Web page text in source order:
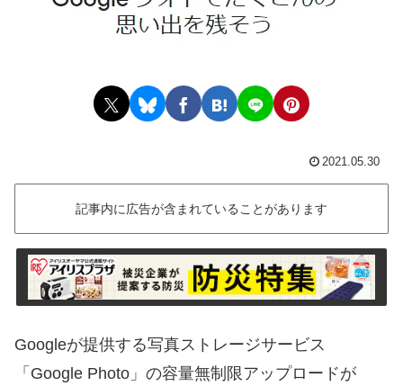
2021.05.30
記事内に広告が含まれていることがあります
Googleが提供する写真ストレージサービス
「Google Photo」の容量無制限アップロードが